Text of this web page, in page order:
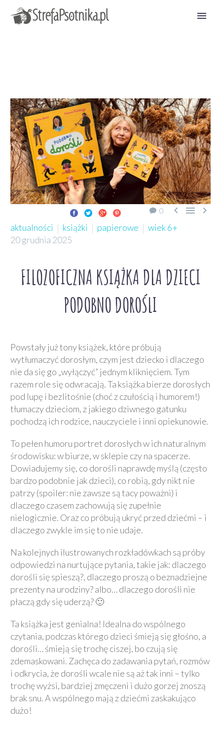
0   
aktualności książki papierowe
wiek 6+
20 grudnia 2025
FILOZOFICZNA KSIĄŻKA DLA DZIECI
PODOBNO DOROŚLI
Powstały już tony książek, które próbują
wytłumaczyć dorosłym, czym jest dziecko i dlaczego
nie da się go „wyłączyć” jednym kliknięciem. Tym
razem role się odwracają. Ta książka bierze dorosłych
pod lupę i bezlitośnie (choć z czułością i humorem!)
tłumaczy dzieciom, z jakiego dziwnego gatunku
pochodzą ich rodzice, nauczyciele i inni opiekunowie.
To pełen humoru portret dorosłych w ich naturalnym
środowisku: w biurze, w sklepie czy na spacerze.
Dowiadujemy się, co dorośli naprawdę myślą (często
bardzo podobnie jak dzieci), co robią, gdy nikt nie
patrzy (spoiler: nie zawsze są tacy poważni) i
dlaczego czasem zachowują się zupełnie
nielogicznie. Oraz co próbują ukryć przed dziećmi – i
dlaczego zwykle im się to nie udaje.
Na kolejnych ilustrowanych rozkładówkach są próby
odpowiedzi na nurtujące pytania, takie jak: dlaczego
dorośli się spieszą?, dlaczego proszą o beznadziejne
prezenty na urodziny? albo… dlaczego dorośli nie
płaczą gdy się uderzą? 🙂
Ta książka jest genialna! Idealna do wspólnego
czytania, podczas którego dzieci śmieją się głośno, a
dorośli… śmieją się trochę ciszej, bo czują się
zdemaskowani. Zachęca do zadawania pytań, rozmów
i odkrycia, że dorośli wcale nie są aż tak inni – tylko
trochę wyżsi, bardziej zmęczeni i dużo gorzej znoszą
brak snu. A wspólnego mają z dziećmi zaskakująco
dużo!